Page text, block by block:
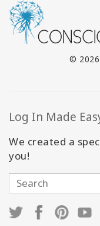
© 2026
Log In Made
We created a
you!